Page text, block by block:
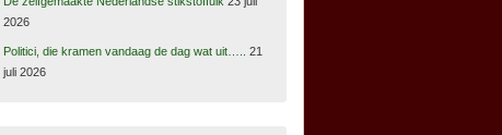
2026
Politici, die kramen vandaag de dag wat uit…..
21
juli 2026